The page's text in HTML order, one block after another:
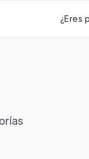
¿Eres